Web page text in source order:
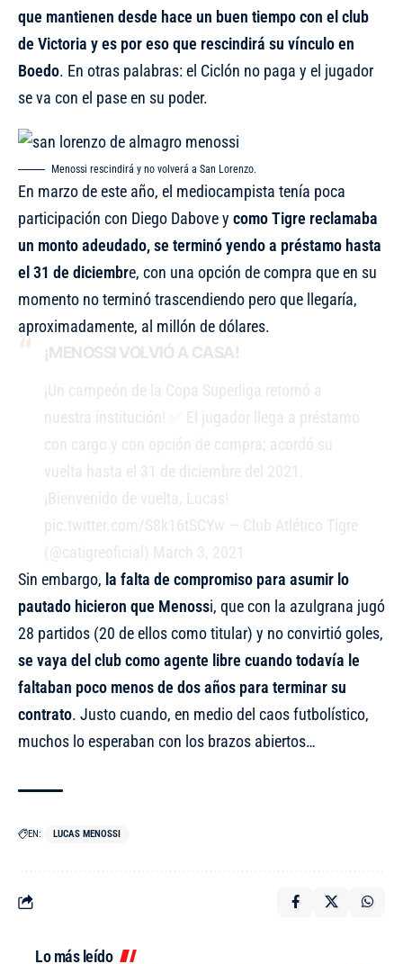
que mantienen desde hace un buen tiempo con el club
de Victoria y es por eso que rescindirá su vínculo en
Boedo. En otras palabras: el Ciclón no paga y el jugador
se va con el pase en su poder.
Menossi rescindirá y no volverá a San Lorenzo.
En marzo de este año, el mediocampista tenía poca
participación con Diego Dabove y como Tigre reclamaba
un monto adeudado, se terminó yendo a préstamo hasta
el 31 de diciembre, con una opción de compra que en su
momento no terminó trascendiendo pero que llegaría,
aproximadamente, al millón de dólares.
¡MENOSSI VOLVIÓ A CASA!
¡Un campeón de la Copa Superliga retornó a
nuestra institución! ✅ El jugador llega a préstamo
con cargo y con opción de compra; acordó su
vuelta hasta el 31 de diciembre del 2021.
¡Bienvenido de vuelta, Lucas!
pic.twitter.com/S8k16tSCYw — Club Atlético Tigre
(@catigreoficial) March 3, 2021
Sin embargo, la falta de compromiso para asumir lo
pautado hicieron que Menossi, que con la azulgrana jugó
28 partidos (20 de ellos como titular) y no convirtió goles,
se vaya del club como agente libre cuando todavía le
faltaban poco menos de dos años para terminar su
contrato. Justo cuando, en medio del caos futbolístico,
muchos lo esperaban con los brazos abiertos…
EN: LUCAS MENOSSI
Lo más leído